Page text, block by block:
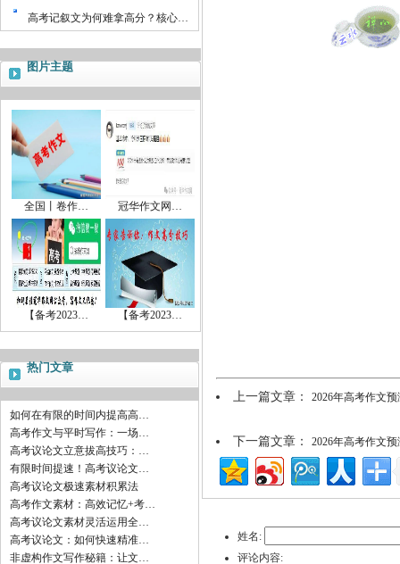
高考记叙文为何难拿高分？核心…
图片主题
全国丨卷作… 冠华作文网…
【备考2023… 【备考2023…
热门文章
如何在有限的时间内提高高…
高考作文与平时写作：一场…
高考议论文立意拔高技巧：…
有限时间提速！高考议论文…
高考议论文极速素材积累法
高考作文素材：高效记忆+考…
高考议论文素材灵活运用全…
高考议论文：如何快速精准…
非虚构作文写作秘籍：让文…
上一篇文章： 2026年高考作文
下一篇文章： 2026年高考作文
姓名:
评论内容: